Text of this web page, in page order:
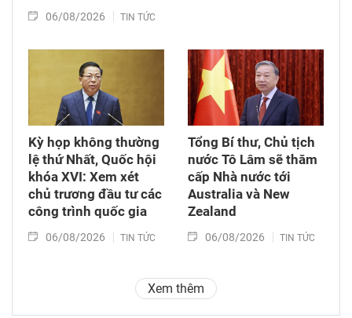
06/08/2026 TIN TỨC
Kỳ họp không thường
lệ thứ Nhất, Quốc hội
khóa XVI: Xem xét
chủ trương đầu tư các
công trình quốc gia
06/08/2026 TIN TỨC
Tổng Bí thư, Chủ tịch
nước Tô Lâm sẽ thăm
cấp Nhà nước tới
Australia và New
Zealand
06/08/2026 TIN TỨC
Xem thêm